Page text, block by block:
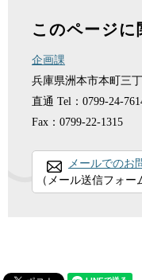
このページ
企画課
兵庫県洲本市本町三
直通 Tel：0799-24-
Fax：0799-22-1315
メールでのお
（メール送信フォー